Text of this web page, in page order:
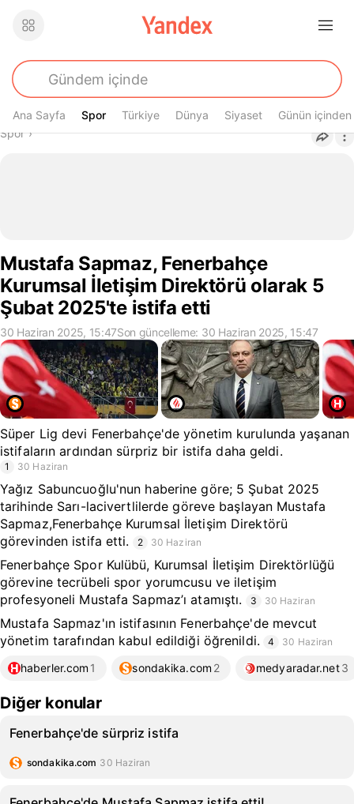
Ana Sayfa Spor
Spor Türkiye Dünya Siyaset Günün içinden
Buradasın
Spor›
Mustafa Sapmaz, Fenerbahçe
Kurumsal İletişim Direktörü olarak 5
Şubat 2025'te istifa etti
30 Haziran 2025, 15:47Son güncelleme: 30 Haziran 2025, 15:47
Süper Lig devi Fenerbahçe'de yönetim kurulunda yaşanan
istifaların ardından sürpriz bir istifa daha geldi.
1 30 Haziran
Yağız Sabuncuoğlu'nun haberine göre; 5 Şubat 2025
tarihinde Sarı-lacivertlilerde göreve başlayan Mustafa
Sapmaz,Fenerbahçe Kurumsal İletişim Direktörü
görevinden istifa etti.
2 30 Haziran
Fenerbahçe Spor Kulübü, Kurumsal İletişim Direktörlüğü
görevine tecrübeli spor yorumcusu ve iletişim
profesyoneli Mustafa Sapmaz’ı atamıştı.
3 30 Haziran
Mustafa Sapmaz'ın istifasının Fenerbahçe'de mevcut
yönetim tarafından kabul edildiği öğrenildi.
4 30 Haziran
haberler.com 1 sondakika.com 2 medyaradar.net3
Diğer konular
Fenerbahçe'de sürpriz istifa
sondakika.com 30 Haziran